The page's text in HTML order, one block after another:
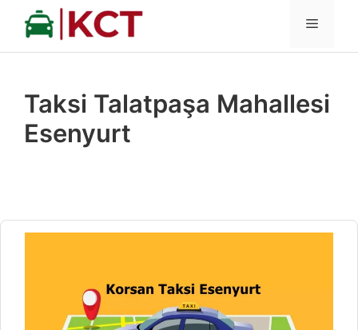
İçeriğe
MENÜ
Taksi Talatpaşa Mahallesi
Esenyurt